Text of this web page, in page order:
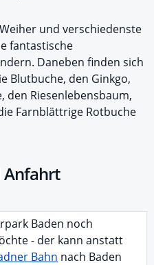
und verschiedenste
fantastische
Daneben finden sich
Blutbuche, den Ginkgo,
den Riesenlebensbaum,
Farnblättrige Rotbuche
Anfahrt
Baden noch
- der kann anstatt
Bahn nach Baden